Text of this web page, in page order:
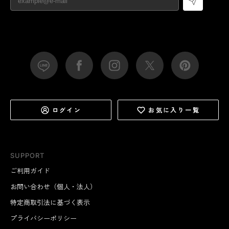
SUPPORT
ご利用ガイド
お問い合わせ（個人・法人）
特定商取引法に基づく表示
プライバシーポリシー
ログイン お気に入り一覧